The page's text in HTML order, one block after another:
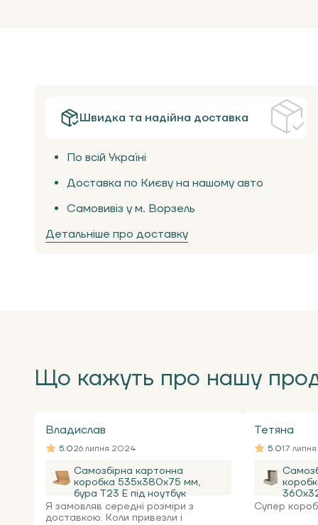
Швидка та надійна доставка
По всій Україні
Доставка по Києву на нашому авто
Самовивіз у м. Ворзель
Детальніше про доставку
Що кажуть про нашу
Владислав
5.026 липня 2024
Самозбірна картонна
коробка 535x380x75 мм,
бура Т23 Е під ноутбук
Я замовляв середні розміри з
доставкою. Коли привезли і
Тетяна
5.017
Супер